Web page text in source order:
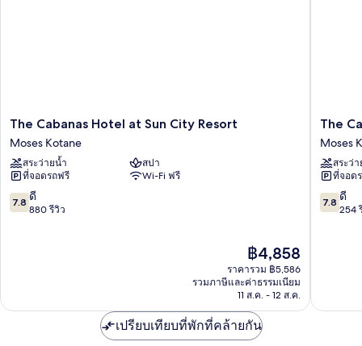
The
Cabanas
Hotel
at
Sun
City
Resort
The Cabanas Hotel at Sun City Resort
Moses Kotane
สระว่ายน้ำ
สปา
ที่จอดรถฟรี
Wi-Fi ฟรี
7.8
จาก
7.8 ดี
880 รีวิว
ราคา
ปัจจุบัน
คือ
฿4,858
฿4,858
ราคารวม ฿5,586
รวมภาษีและค่าธรรมเนียม
11 ส.ค. - 12 ส.ค.
The
Hotel
at
Sun
City
Resort
The
Moses
สระว่
ที่จอด
7.8
จาก
7.8 ดี
254
เปรียบเทียบที่พักที่คล้ายกัน